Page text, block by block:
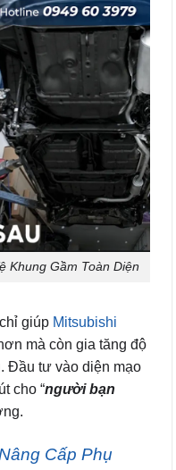
Khung Gầm Toàn Diện
giúp Mitsubishi
mà còn gia tăng độ
Đầu tư vào diện mạo
cho “người bạn
Cấp Phụ